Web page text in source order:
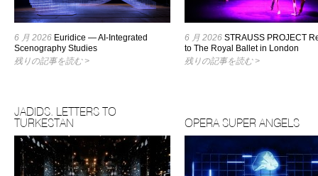
6 月 2026 Euridice — AI-Integrated
Scenography Studies
残りの記事を読む >
6 月 2026 STRAUSS PROJECT
to The Royal Ballet in London
残りの記事を読む >
JADIDS. LETTERS TO
TURKESTAN
OPERA SUPER ANGELS